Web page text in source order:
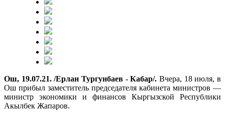
Ош, 19.07.21. /Ерлан Тургунбаев - Кабар/. Вчера, 18 июля, в
Ош прибыл заместитель председателя кабинета министров —
министр экономики и финансов Кыргызской Республики
Акылбек Жапаров.